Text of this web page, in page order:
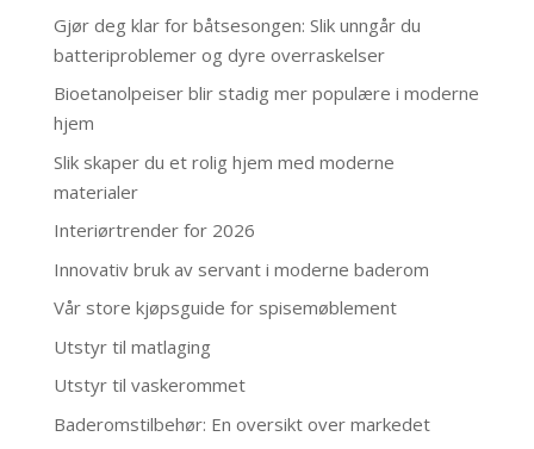
Gjør deg klar for båtsesongen: Slik unngår du
batteriproblemer og dyre overraskelser
Bioetanolpeiser blir stadig mer populære i moderne
hjem
Slik skaper du et rolig hjem med moderne
materialer
Interiørtrender for 2026
Innovativ bruk av servant i moderne baderom
Vår store kjøpsguide for spisemøblement
Utstyr til matlaging
Utstyr til vaskerommet
Baderomstilbehør: En oversikt over markedet